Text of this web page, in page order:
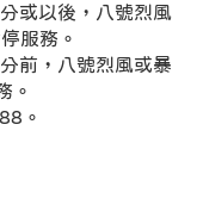
或以後，八號烈風
服務。
前，八號烈風或暴
。
。